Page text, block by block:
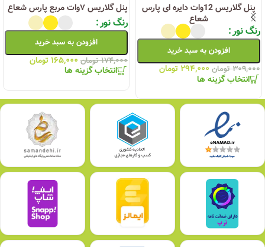
پنل گلاریس 12وات دایره ای پارس
شعاع
رنگ نور
افزودن به سبد خرید
۳۰۹,۰۰۰ تومان ۲۹۴,۰۰۰ تومان
انتخاب گزینه ها
پنل گلاریس ۷وات مربع پارس شعاع
رنگ نور
افزودن به سبد خرید
۱۷۴,۰۰۰ تومان ۱۶۵,۰۰۰ تومان
انتخاب گزینه ها